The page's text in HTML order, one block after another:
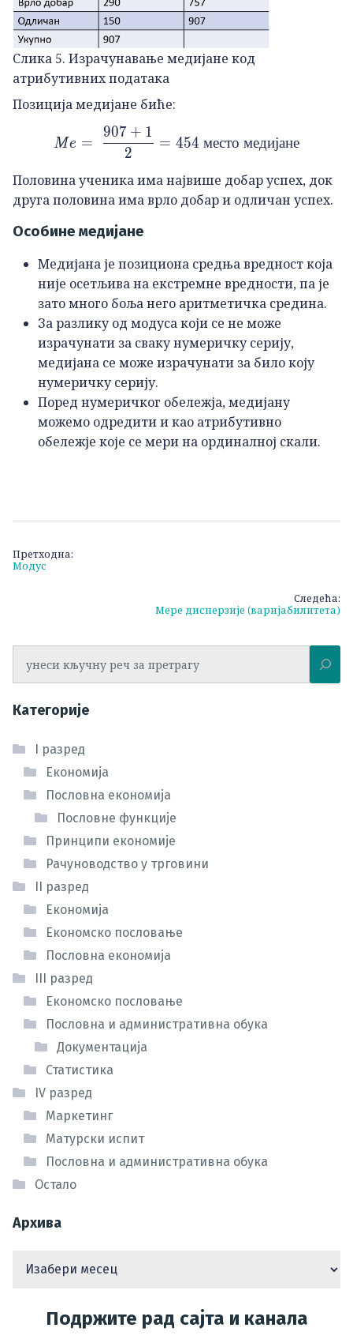
Слика 5. Израчунавање медијане код
атрибутивних података
Позиција медијане биће:
Me=\
Me =
2
907 + 1
= 454 место медијане
Половина ученика има највише добар успех, док
друга половина има врло добар и одличан успех.
Особине медијане
Медијана је позициона средња вредност која
није осетљива на екстремне вредности, па је
зато много боља него аритметичка средина.
За разлику од модуса који се не може
израчунати за сваку нумеричку серију,
медијана се може израчунати за било коју
нумеричку серију.
Поред нумеричког обележја, медијану
можемо одредити и као атрибутивно
обележје које се мери на ординалној скали.
Кретање
чланка
Претходна:
Модус
Следећа:
Мере дисперзије (варијабилитета)
Категорије
I разред
Економија
Пословна економија
Пословне функције
Принципи економије
Рачуноводство у трговини
II разред
Економија
Економско пословање
Пословна економија
III разред
Економско пословање
Пословна и административна обука
Документација
Статистика
IV разред
Маркетинг
Матурски испит
Пословна и административна обука
Остало
Архива
Подржите рад сајта и канала